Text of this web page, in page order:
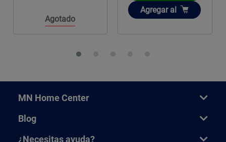
Agotado
Añadir
Agregar al
MN Home Center
Blog
¿Necesitas ayuda?